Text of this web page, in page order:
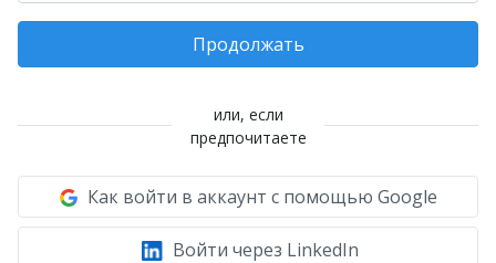
Продолжать
или, если
предпочитаете
Как войти в аккаунт с помощью Google
Войти через LinkedIn